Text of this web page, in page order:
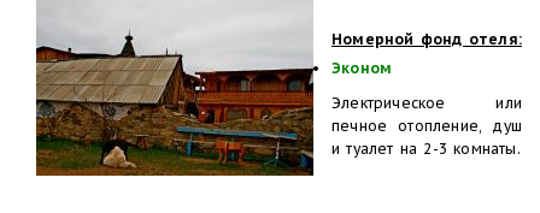
Номерной фонд отеля:
Эконом
Электрическое или
печное отопление, душ
и туалет на 2-3 комнаты.